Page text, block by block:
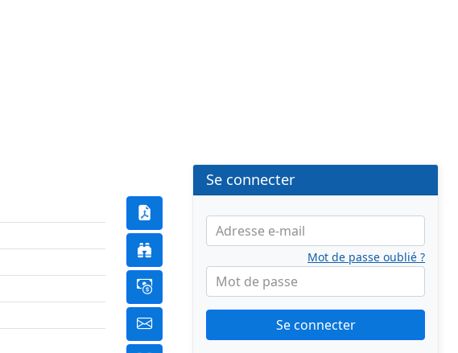
Se connecter
Adresse e-mail
Mot de passe
Mot de passe oublié ?
Se connecter